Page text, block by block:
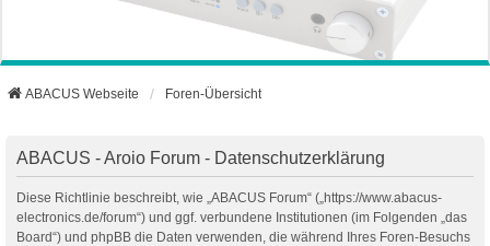
ABACUS Webseite Foren-Übersicht
ABACUS - Aroio Forum - Datenschutzerklärung
Diese Richtlinie beschreibt, wie „ABACUS Forum“ („https://www.abacus-
electronics.de/forum“) und ggf. verbundene Institutionen (im Folgenden „das
Board“) und phpBB die Daten verwenden, die während Ihres Foren-Besuchs